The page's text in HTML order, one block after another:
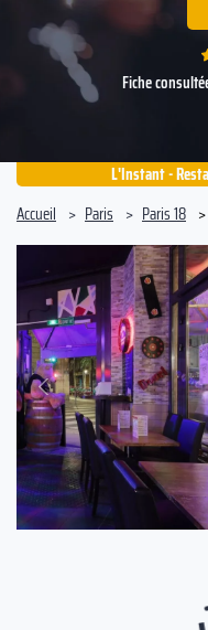
Fiche
L'Instant -
Accueil
Paris Paris 18
Précédent